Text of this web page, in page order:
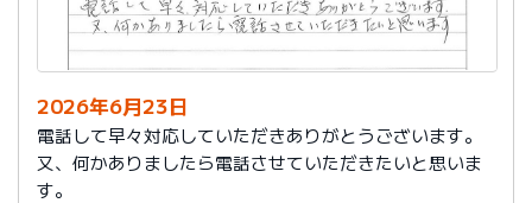
2026年6月23日
電話して早々対応していただきありがとうございます。
又、何かありましたら電話させていただきたいと思いま
す。